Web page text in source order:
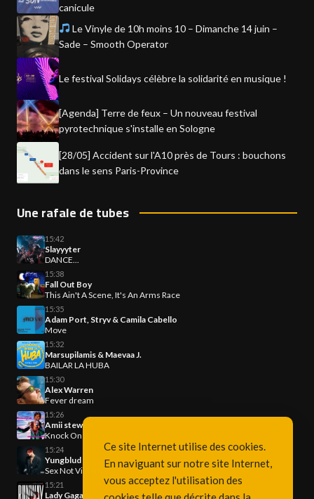
canicule
Le Vinyle de 10h moins 10 – Dimanche 14 juin –
Sade – Smooth Operator
Le festival Solidays célèbre la solidarité en musique !
[Agenda] Terre de feux – Un nouveau festival
pyrotechnique s'installe en Sologne
[28/05] Accident sur l'A10 près de Tours : bouchons
dans le sens Paris-Province
Une rafale de tubes
15:42
Slayyyter
DANCE...
15:38
Fall Out Boy
This Ain't A Scene, It's An Arms Race
15:35
Adam Port, Stryv & Camila Cabello
Move
15:32
Marsupilamis & Maevaa J.
BAILAR LA HUBA
15:30
Alex Warren
Fever dream
15:26
Amii stewart
Knock On Wood
15:24
Yungblud
Sex Not Violence
15:21
Lady Gaga & Doechii
Ce site Internet utilise des cookies.
En naviguant sur notre site Internet,
vous acceptez l'utilisation des